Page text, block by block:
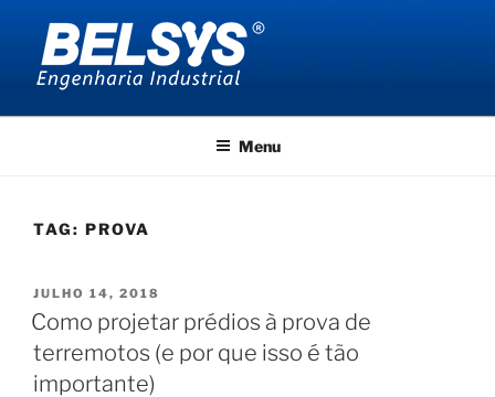
conteúdo
BELSYS ENGENHARIA
Menu
TAG: PROVA
PUBLICADO
EM
JULHO 14, 2018
Como projetar prédios à prova de
terremotos (e por que isso é tão
importante)